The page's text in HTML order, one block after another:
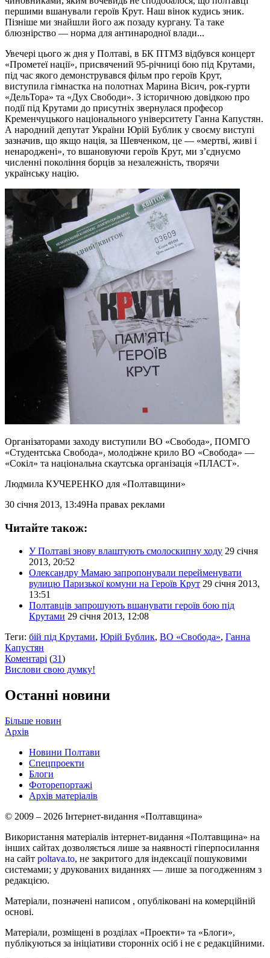
першими вшанували героїв Крут. Наш вінок кудись зник.
Пізніше ми знайшли його аж позаду кургану. Та таке
блюзнірство — норма для антинародної влади...
Увечері цього ж дня у Полтаві, в БК ПТМЗ відбувся концерт
«Прометеї нації», присвячений 95-річниці бою під Крутами,
під час якого демонструвався фільм про героїв Крут,
виступила гімнастка на полотнах Марина Вісич, рок-гурти
«ДельТора» та «Дух Свободи». З історичною довідкою про
події під Крутами до присутніх звернулася професор
Кременчуцького національного університету Ганна Капустян.
А народний депутат України Юрій Бублик у своєму виступі
зазначив, що якщо нація, за Шевченком, це — «мертві, живі і
ненароджені», то вшановуючи героїв Крут, ми з’єднуємо
численні покоління борців за незалежність, творячи
українську націю.
Організаторами заходу виступили ВО «Свобода», ПОМГО
«Студентська Свобода», молодіжне крило ВО «Свобода» —
«Сокіл» та національна скаутська організація «ПЛАСТ».
Людмила КУЧЕРЕНКО для «Полтавщини»
30 січня 2013, 13:49На правах реклами
Читайте також:
У Полтаві знову влаштують смолоскипну ходу 29 січня
2013, 20:52
Олександру Мамаю запропонували перейменувати
вулицю Паризької комуни на Героїв Крут 29 січня 2013,
13:51
Полтавців запрошують вшанувати героїв бою під
Крутами 29 січня 2013, 12:08
Теги: бій під Крутами, Юрій Бублик, ВО «Свобода», Ганна
Капустян
Коментарі (31)
Вислови свою думку!
Останні новини
Більше новин
Архів
Новини Полтави
Спецпроекти
Блоги
Фоторепортажі
Архів матеріалів
© 2009 – 2026 Інтернет-видання «Полтавщина»
Використання матеріалів інтернет-видання «Полтавщина» на
інших сайтах дозволяється лише за наявності гіперпосилання
на сайт poltava.to, не закритого для індексації пошуковими
системами; у друкованих виданнях — лише за погодженням з
редакцією.
Матеріали, позначені написом , опубліковані на комерційній
основі.
Матеріали, розміщені в розділах «Проекти» та «Блоги»,
публікуються за ініціативи сторонніх осіб і не є редакційними.